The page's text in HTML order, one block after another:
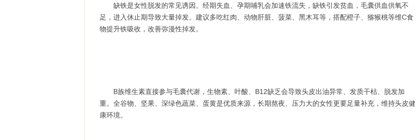
缺铁是女性脱发的常见诱因。经期失血、孕期哺乳会加速铁流失，缺铁引发贫血，毛囊供血供氧不
足，进入休止期导致大量掉发。建议多吃红肉、动物肝脏、菠菜、黑木耳等，搭配橙子、猕猴桃等维C食
物提升铁吸收，改善弥漫性掉发。
B族维生素直接参与毛囊代谢，生物素、叶酸、B12缺乏会导致头皮出油异常、发质干枯、脱发加
重。全谷物、坚果、深绿色蔬菜、蛋黄是优质来源，长期熬夜、压力大的女性更要足量补充，维持头皮健
康环境。